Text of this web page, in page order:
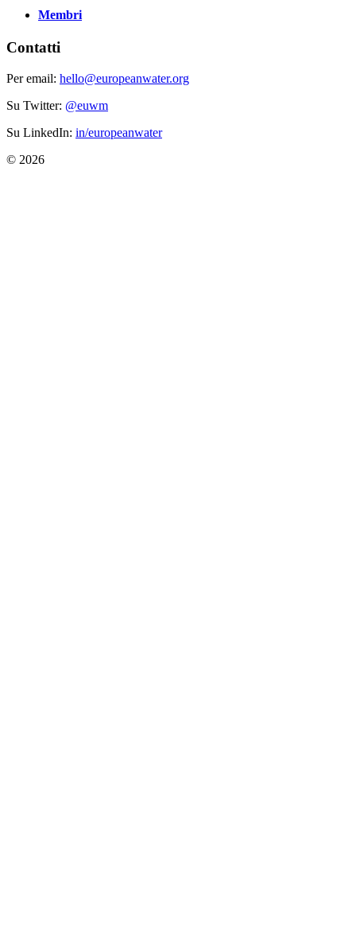
Membri
Contatti
Per email: hello@europeanwater.org
Su Twitter: @euwm
Su LinkedIn: in/europeanwater
© 2026